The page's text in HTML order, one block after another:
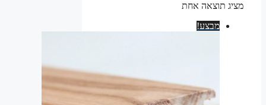
מציג תוצאה אחת
מבצע!